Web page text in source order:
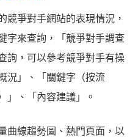
競爭對手網站的表現情況，
字來查詢，「競爭對手調查
詢，可以參考競爭對手有操
況」、「關鍵字（按流
」、「內容建議」。
曲線趨勢圖、熱門頁面，以